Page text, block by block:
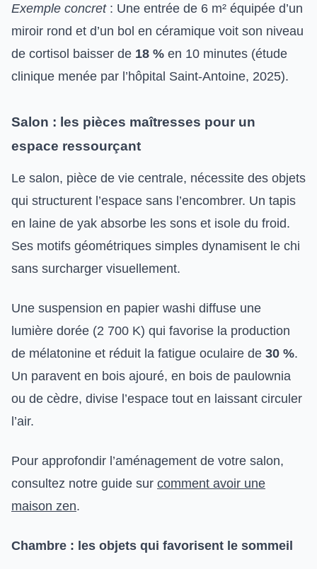
Exemple concret: Une entrée de 6 m² équipée d’un
miroir rond et d’un bol en céramique voit son niveau
de cortisol baisser de 18 % en 10 minutes (étude
clinique menée par l’hôpital Saint-Antoine, 2025).
Salon : les pièces maîtresses pour un
espace ressourçant
Le salon, pièce de vie centrale, nécessite des objets
qui structurent l’espace sans l’encombrer. Un tapis
en laine de yak absorbe les sons et isole du froid.
Ses motifs géométriques simples dynamisent le chi
sans surcharger visuellement.
Une suspension en papier washi diffuse une
lumière dorée (2 700 K) qui favorise la production
de mélatonine et réduit la fatigue oculaire de 30 %.
Un paravent en bois ajouré, en bois de paulownia
ou de cèdre, divise l’espace tout en laissant circuler
l’air.
Pour approfondir l’aménagement de votre salon,
consultez notre guide sur comment avoir une
maison zen.
Chambre : les objets qui favorisent le sommeil